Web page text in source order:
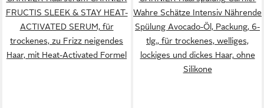
FRUCTIS SLEEK & STAY HEAT-
ACTIVATED SERUM, für
trockenes, zu Frizz neigendes
Haar, mit Heat-Activated Formel
Wahre Schätze Intensiv Nährende
Spülung Avocado-Öl, Packung, 6-
tlg., für trockenes, welliges,
lockiges und dickes Haar, ohne
Silikone